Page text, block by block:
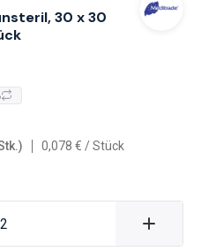
30 x 30
0,078 € /Stück